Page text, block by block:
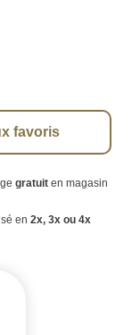
favoris
gratuiten magasin
en 2x, 3x ou 4x